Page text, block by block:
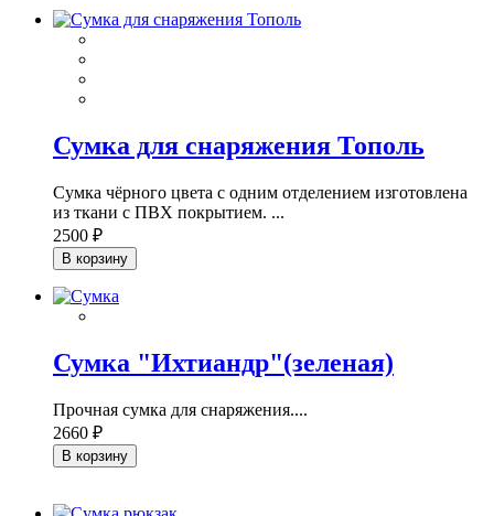
Сумка для снаряжения Тополь
Сумка чёрного цвета с одним отделением изготовлена
из ткани с ПВХ покрытием. ...
2500 ₽
В корзину
Сумка "Ихтиандр"(зеленая)
Прочная сумка для снаряжения....
2660 ₽
В корзину